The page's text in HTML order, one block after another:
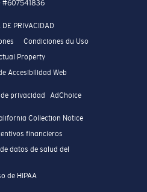
#607541836
DE PRIVACIDAD
Condiciones du Uso
Property
Accesibilidad Web
privacidad AdChoice
Collection Notice
financieros
datos de salud del
de HIPAA